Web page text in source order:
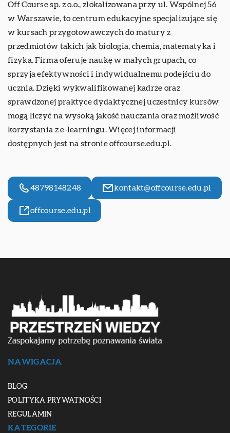
Off Coursesp. z o.o., zlokalizowana przy ul. Wspólnej 56
w Warszawie, to centrum edukacyjne specjalizujące się
w kursach przygotowawczych do matury z
przedmiotów takich jak biologia, chemia, matematyka i
fizyka. Firma oferuje naukę w małych grupach, co
sprzyja efektywności i indywidualnemu podejściu do
ucznia. Dzięki wykwalifikowanej kadrze oraz
sprawdzonej praktyce dydaktycznej uczestnicy kursów
mogą liczyć na wysoką jakość nauczania oraz możliwość
korzystania z e-learningu. Więcej informacji
dostępnych jest na stronie offcourse.edu.pl.
48798148248 kontakt@offcourse.edu.pl
offcourse.edu.pl
NAWIGACJA
BLOG
POLITYKA PRYWATNOŚCI
REGULAMIN
KATEGORIE